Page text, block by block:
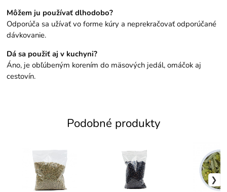
Môžem ju používať dlhodobo?
Odporúča sa užívať vo forme kúry a neprekračovať odporúčané
dávkovanie.
Dá sa použiť aj v kuchyni?
Áno, je obľúbeným korením do mäsových jedál, omáčok aj
cestovín.
Podobné produkty